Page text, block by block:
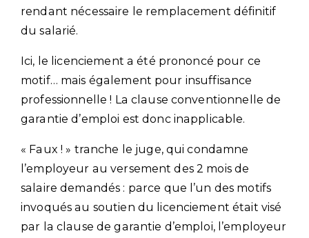
rendant nécessaire le remplacement définitif
du salarié.
Ici, le licenciement a été prononcé pour ce
motif… mais également pour insuffisance
professionnelle ! La clause conventionnelle de
garantie d’emploi est donc inapplicable.
« Faux ! » tranche le juge, qui condamne
l’employeur au versement des 2 mois de
salaire demandés : parce que l’un des motifs
invoqués au soutien du licenciement était visé
par la clause de garantie d’emploi, l’employeur